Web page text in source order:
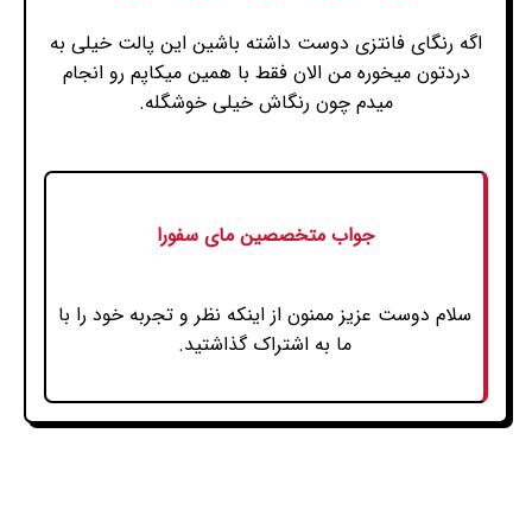
اگه رنگای فانتزی دوست داشته باشین این پالت خیلی به
دردتون میخوره من الان فقط با همین میکاپم رو انجام
میدم چون رنگاش خیلی خوشگله.
جواب متخصصین مای سفورا
سلام دوست عزیز ممنون از اینکه نظر و تجربه خود را با
ما به اشتراک گذاشتید.